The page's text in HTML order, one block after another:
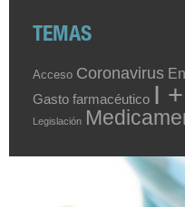
TEMAS
Acceso Coronavirus
Gasto farmacéutico I
Legislación